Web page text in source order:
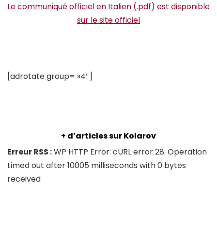
Le communiqué officiel en Italien (.pdf) est disponible
sur le site officiel
[adrotate group= »4″]
+ d’articles sur Kolarov
Erreur RSS :WP HTTP Error: cURL error 28: Operation
timed out after 10005 milliseconds with 0 bytes
received